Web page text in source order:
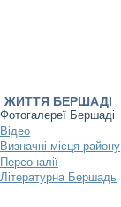
ЖИТТЯ БЕРШАДІ
Фотогалереї Бершаді
Відео
Визначні місця району
Персоналії
Літературна Бершадь